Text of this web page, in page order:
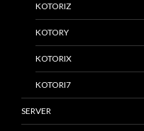
KOTORIZ
KOTORY
KOTORIX
KOTORI7
SERVER